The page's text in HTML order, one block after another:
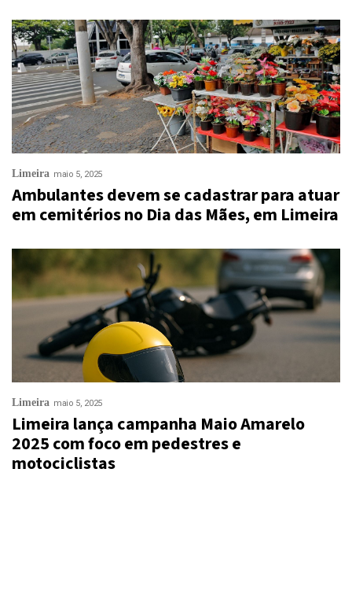
Limeira maio 5, 2025
Ambulantes devem se cadastrar para atuar
em cemitérios no Dia das Mães, em Limeira
Limeira maio 5, 2025
Limeira lança campanha Maio Amarelo
2025 com foco em pedestres e
motociclistas